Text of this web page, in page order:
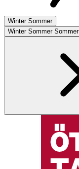
Winter Sommer
Winter Sommer Sommer